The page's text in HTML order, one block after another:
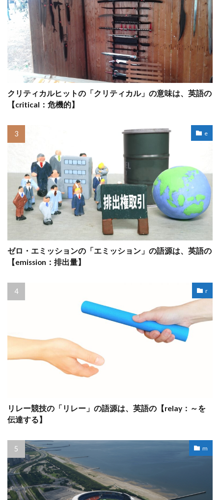
クリティカルヒットの「クリティカル」の意味は、英語の
【critical：危機的】
e
ゼロ・エミッションの「エミッション」の語源は、英語の
【emission：排出量】
r
リレー競技の「リレー」の語源は、英語の【relay：～を
伝達する】
m